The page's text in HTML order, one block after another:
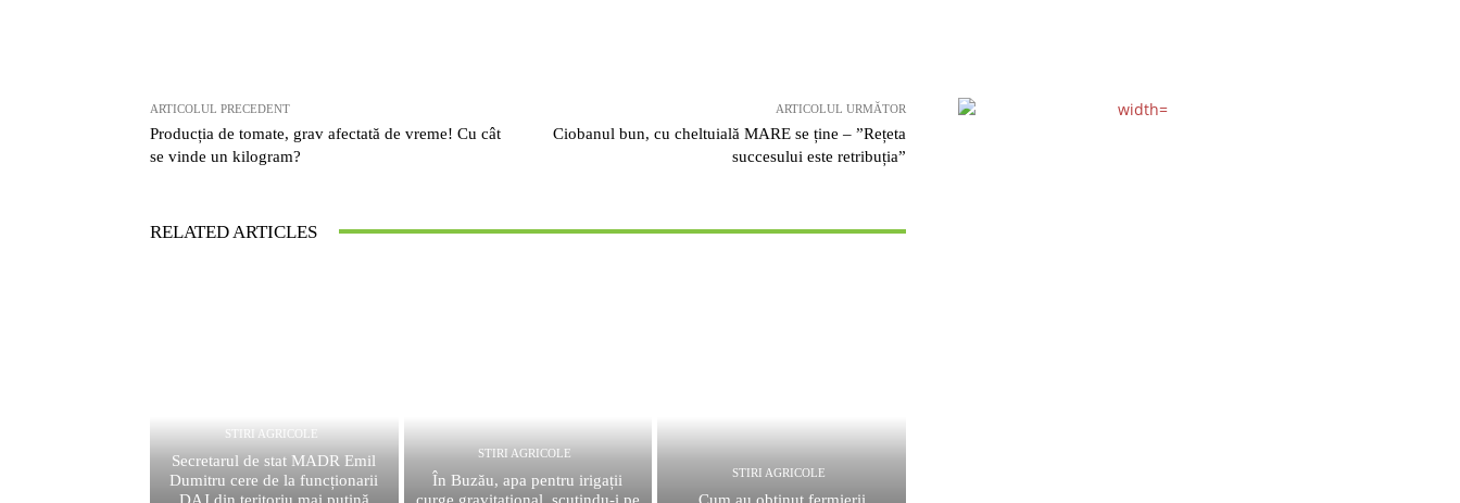
ARTICOLUL PRECEDENT
Producția de tomate, grav afectată de vreme! Cu cât
se vinde un kilogram?
ARTICOLUL URMĂTOR
Ciobanul bun, cu cheltuială MARE se ține – ”Rețeta
succesului este retribuția”
RELATED ARTICLES
STIRI AGRICOLE
Secretarul de stat MADR Emil
Dumitru cere de la funcționarii
STIRI AGRICOLE
În Buzău, apa pentru irigații
STIRI AGRICOLE